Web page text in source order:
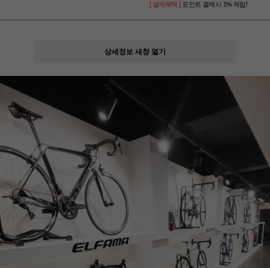
[ 결제혜택 ] 포인트 결제시 1% 적립!
상세정보 새창 열기